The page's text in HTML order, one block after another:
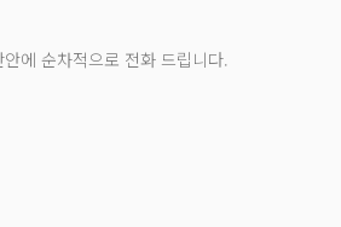
에 순차적으로 전화 드립니다.